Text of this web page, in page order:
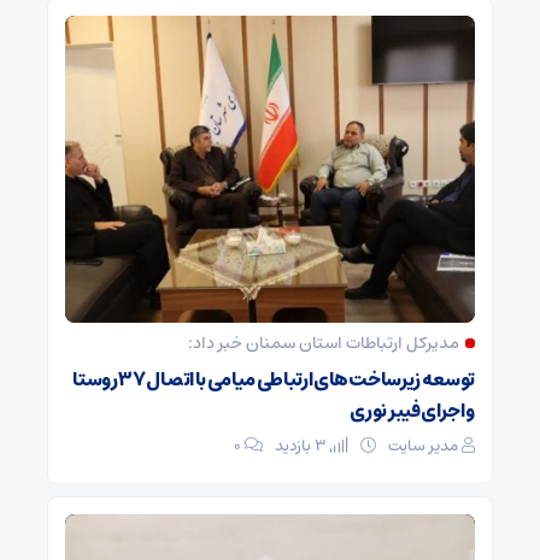
مدیرکل ارتباطات استان سمنان خبر داد:
توسعه زیرساخت‌های ارتباطی میامی با اتصال ۳۷ روستا
و اجرای فیبر نوری
مدیر سایت ۰